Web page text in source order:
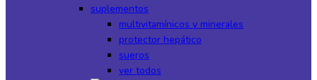
suplementos
multivitamínicos y minerales
protector hepático
sueros
ver todos